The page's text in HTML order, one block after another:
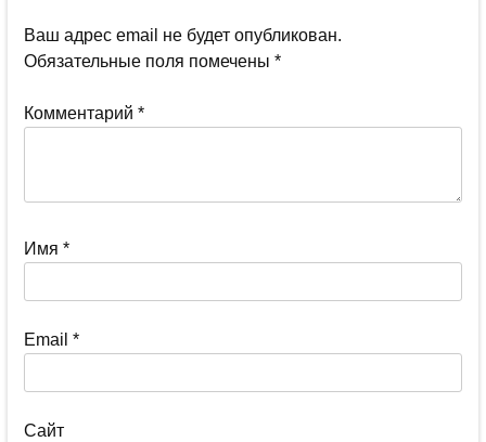
Ваш адрес email не будет опубликован.
Обязательные поля помечены *
Комментарий *
Имя *
Email *
Сайт